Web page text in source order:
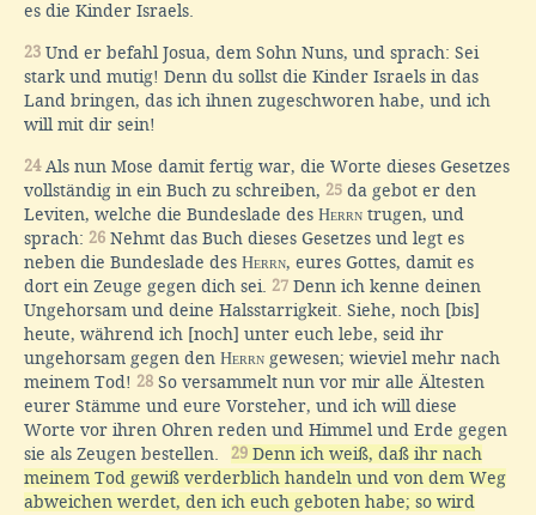
es die Kinder Israels.
23 Und er befahl Josua, dem Sohn Nuns, und sprach: Sei
stark und mutig! Denn du sollst die Kinder Israels in das
Land bringen, das ich ihnen zugeschworen habe, und ich
will mit dir sein!
24Als nun Mose damit fertig war, die Worte dieses Gesetzes
vollständig in ein Buch zu schreiben, 25 da gebot er den
Leviten, welche die Bundeslade des Herrn trugen, und
sprach: 26 Nehmt das Buch dieses Gesetzes und legt es
neben die Bundeslade des Herrn, eures Gottes, damit es
dort ein Zeuge gegen dich sei. 27 Denn ich kenne deinen
Ungehorsam und deine Halsstarrigkeit. Siehe, noch [bis]
heute, während ich [noch] unter euch lebe, seid ihr
ungehorsam gegen den Herrn gewesen; wieviel mehr nach
meinem Tod! 28 So versammelt nun vor mir alle Ältesten
eurer Stämme und eure Vorsteher, und ich will diese
Worte vor ihren Ohren reden und Himmel und Erde gegen
sie als Zeugen bestellen.
29 Denn ich weiß, daß ihr nach
meinem Tod gewiß verderblich handeln und von dem Weg
abweichen werdet, den ich euch geboten habe; so wird